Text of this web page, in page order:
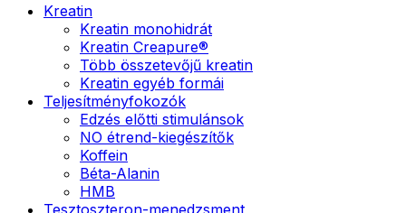
Kreatin
Kreatin monohidrát
Kreatin Creapure®
Több összetevőjű kreatin
Kreatin egyéb formái
Teljesítményfokozók
Edzés előtti stimulánsok
NO étrend-kiegészítők
Koffein
Béta-Alanin
HMB
Tesztoszteron-menedzsment